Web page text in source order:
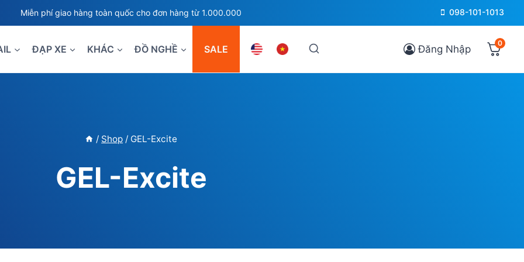
Miễn phí giao hàng toàn quốc cho đơn hàng từ 1.000.000 098-101-1013
ĐẠP XE KHÁC ĐỒ NGHỀ SALE Đăng Nhập 0
/ Shop / GEL-Excite
GEL-Excite